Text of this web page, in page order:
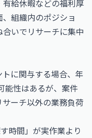
給休暇などの福利厚
組織内のポジショ
いでリサーチに集中
に関与する場合、年
能性はあるが、案件
ーチ以外の業務負荷
時間」が実作業より